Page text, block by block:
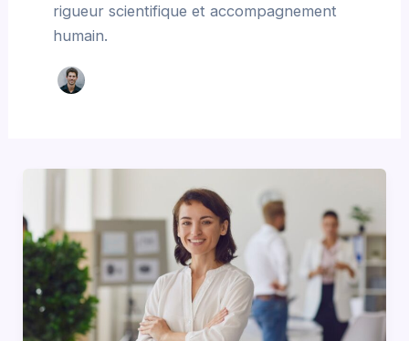
rigueur scientifique et accompagnement
humain.